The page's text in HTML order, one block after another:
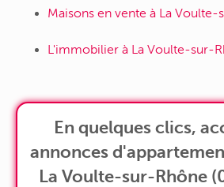
Maisons en vente à La Voulte-
L'immobilier à La Voulte-sur-
En quelques clics,
annonces
La Voulte-sur-Rhône